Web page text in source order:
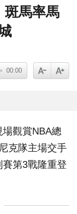
斑馬率馬
00:00
場觀賞NBA總
尼克隊主場交手
第3戰隆重登